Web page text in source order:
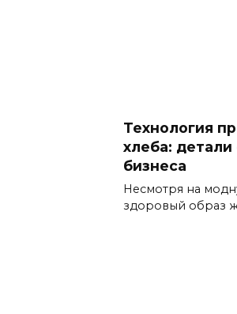
Технология
хлеба: детали
бизнеса
Несмотря на
здоровый образ